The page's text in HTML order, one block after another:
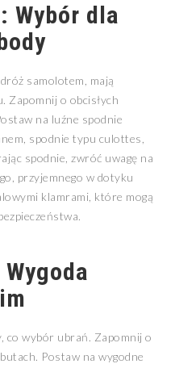
Wybór dla
samolotem, mają
Zapomnij o obcisłych
na luźne spodnie
spodnie typu culottes,
spodnie, zwróć uwagę na
przyjemnego w dotyku
klamrami, które mogą
wybór ubrań. Zapomnij o
Postaw na wygodne